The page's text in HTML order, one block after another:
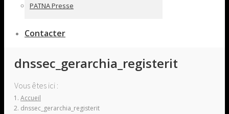
PATNA Presse
Contacter
dnssec_gerarchia_registerit
Vous êtes ici :
Accueil
dnssec_gerarchia_registerit